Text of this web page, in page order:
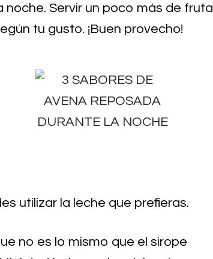
Servir un poco más de fruta
tu gusto. ¡Buen provecho!
utilizar la leche que prefieras.
no es lo mismo que el sirope